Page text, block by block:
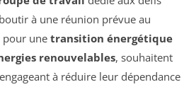
à une réunion prévue au
pour une transition énergétique
renouvelables, souhaitent
à réduire leur dépendance